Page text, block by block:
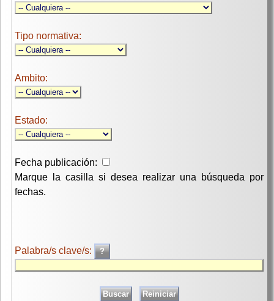
Tipo normativa:
Ambito:
Estado:
Fecha publicación:
Marque la casilla si desea realizar una búsqueda por
fechas.
Palabra/s clave/s: